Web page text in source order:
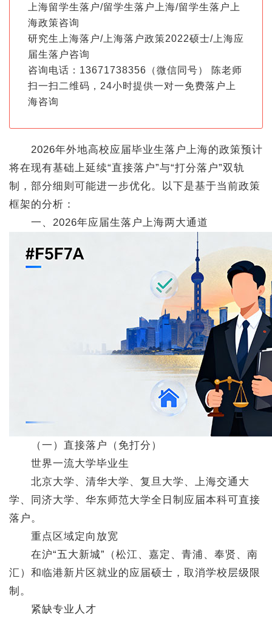
上海留学生落户/留学生落户上海/留学生落户上
海政策咨询
研究生上海落户/上海落户政策2022硕士/上海应
届生落户咨询
咨询电话：13671738356（微信同号） 陈老师
扫一扫二维码，24小时提供一对一免费落户上
海咨询
2026年外地高校应届毕业生落户上海的政策预计
将在现有基础上延续“直接落户”与“打分落户”双轨
制，部分细则可能进一步优化。以下是基于当前政策
框架的分析：
一、2026年应届生落户上海两大通道
（一）直接落户（免打分）
世界一流大学毕业生
北京大学、清华大学、复旦大学、上海交通大
学、同济大学、华东师范大学全日制应届本科可直接
落户。
重点区域定向放宽
在沪“五大新城”（松江、嘉定、青浦、奉贤、南
汇）和临港新片区就业的应届硕士，取消学校层级限
制。
紧缺专业人才